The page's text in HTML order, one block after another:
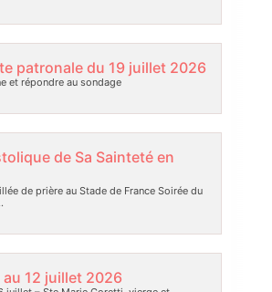
patronale du 19 juillet 2026
et répondre au sondage
de Sa Sainteté en
de prière au Stade de France Soirée du
12 juillet 2026